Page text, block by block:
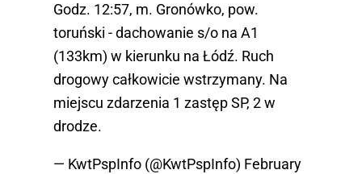
Godz. 12:57, m. Gronówko, pow.
toruński - dachowanie s/o na A1
(133km) w kierunku na Łódź. Ruch
drogowy całkowicie wstrzymany. Na
miejscu zdarzenia 1 zastęp SP, 2 w
drodze.
— KwtPspInfo (@KwtPspInfo) February